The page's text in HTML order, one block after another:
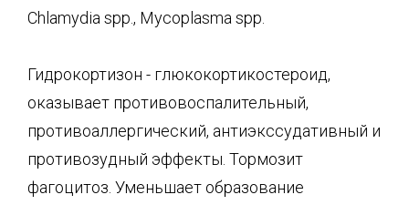
Chlamydia spp., Mycoplasma spp.
Гидрокортизон - глюкокортикостероид,
оказывает противовоспалительный,
противоал­лергический, антиэкссудативный и
противозудный эффекты. Тормозит
фагоцитоз. Уменьшает образование